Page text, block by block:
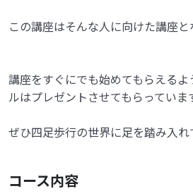
この講座はそんな人に向けた講座と
講座をすぐにでも始めてもらえる
ルはプレゼントさせてもらっていま
ぜひ四足歩行の世界に足を踏み入れ
コース内容